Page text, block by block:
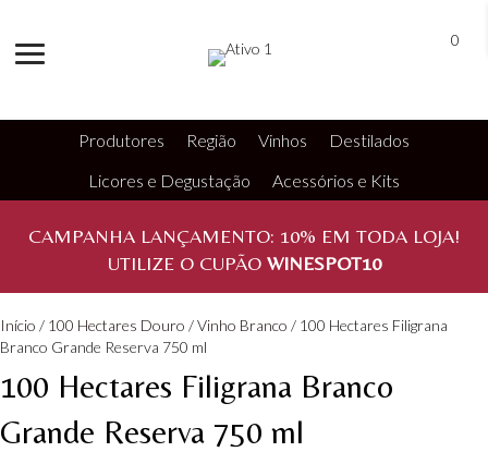
0
Produtores Região Vinhos
Destilados
Licores e Degustação
Acessórios e Kits
CAMPANHA LANÇAMENTO: 10% EM TODA LOJA!
UTILIZE O CUPÃO WINESPOT10
Início / 100 Hectares Douro /Vinho Branco / 100 Hectares Filigrana
Branco Grande Reserva 750 ml
100 Hectares Filigrana Branco
Grande Reserva 750 ml